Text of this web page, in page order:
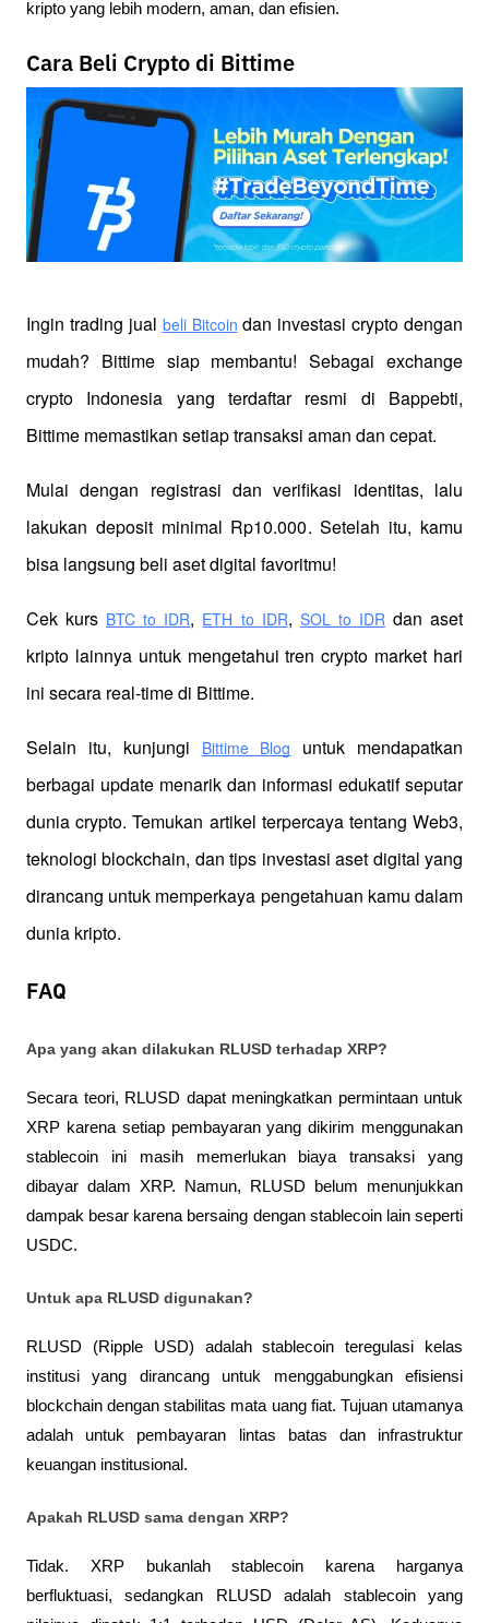
kripto yang lebih modern, aman, dan efisien.
Cara Beli Crypto di Bittime
Ingin trading jual beli Bitcoin dan investasi crypto dengan
mudah? Bittime siap membantu! Sebagai exchange
crypto Indonesia yang terdaftar resmi di Bappebti,
Bittime memastikan setiap transaksi aman dan cepat.
Mulai dengan registrasi dan verifikasi identitas, lalu
lakukan deposit minimal Rp10.000. Setelah itu, kamu
bisa langsung beli aset digital favoritmu!
Cek kurs BTC to IDR, ETH to IDR, SOL to IDR dan aset
kripto lainnya untuk mengetahui tren crypto market hari
ini secara real-time di Bittime.
Selain itu, kunjungi Bittime Blog
untuk mendapatkan
berbagai update menarik dan informasi edukatif seputar
dunia crypto. Temukan artikel terpercaya tentang Web3,
teknologi blockchain, dan tips investasi aset digital yang
dirancang untuk memperkaya pengetahuan kamu dalam
dunia kripto.
FAQ
Apa yang akan dilakukan RLUSD terhadap XRP?
Secara teori, RLUSD dapat meningkatkan permintaan untuk
XRP karena setiap pembayaran yang dikirim menggunakan
stablecoin ini masih memerlukan biaya transaksi yang
dibayar dalam XRP. Namun, RLUSD belum menunjukkan
dampak besar karena bersaing dengan stablecoin lain seperti
USDC.
Untuk apa RLUSD digunakan?
RLUSD (Ripple USD) adalah stablecoin teregulasi kelas
institusi yang dirancang untuk menggabungkan efisiensi
blockchain dengan stabilitas mata uang fiat. Tujuan utamanya
adalah untuk pembayaran lintas batas dan infrastruktur
keuangan institusional.
Apakah RLUSD sama dengan XRP?
Tidak. XRP bukanlah stablecoin karena harganya
berfluktuasi, sedangkan RLUSD adalah stablecoin yang